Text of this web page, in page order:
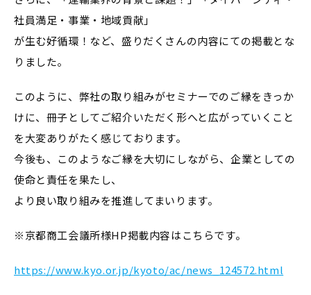
社員満足・事業・地域貢献」
が生む好循環！など、盛りだくさんの内容にての掲載とな
りました。
このように、弊社の取り組みがセミナーでのご縁をきっか
けに、冊子としてご紹介いただく形へと広がっていくこと
を大変ありがたく感じております。
今後も、このようなご縁を大切にしながら、企業としての
使命と責任を果たし、
より良い取り組みを推進してまいります。
※京都商工会議所様HP掲載内容はこちらです。
https://www.kyo.or.jp/kyoto/ac/news_124572.html